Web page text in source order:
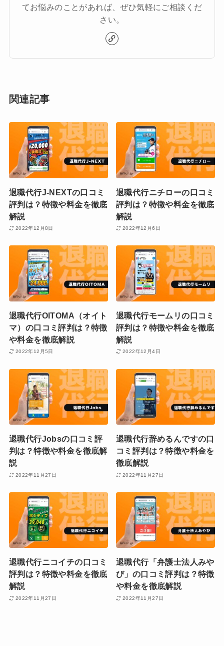
てお悩みのことがあれば、ぜひ気軽にご相談くだ
さい。
関連記事
退職代行J-NEXTの口コミ
評判は？特徴や料金を徹底
解説
2022年12月8日
退職代行ニチローの口コミ
評判は？特徴や料金を徹底
解説
2022年12月6日
退職代行OITOMA（オイト
マ）の口コミ評判は？特徴
や料金を徹底解説
2022年12月5日
退職代行モームリの口コミ
評判は？特徴や料金を徹底
解説
2022年12月4日
退職代行Jobsの口コミ評
判は？特徴や料金を徹底解
説
2022年11月27日
退職代行辞めるんですの口
コミ評判は？特徴や料金を
徹底解説
2022年11月27日
退職代行ニコイチの口コミ
評判は？特徴や料金を徹底
解説
2022年11月27日
退職代行「弁護士法人みや
び」の口コミ評判は？特徴
や料金を徹底解説
2022年11月27日